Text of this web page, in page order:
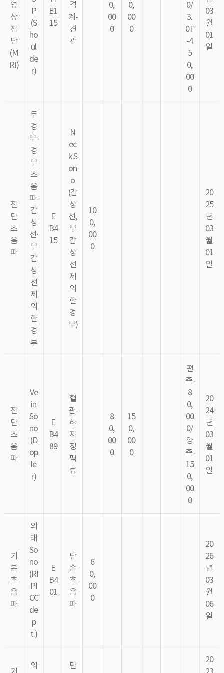
영
상
진
단
(M
RI)
P
(S
ho
ul
de
r)
E1
15
격
계-
견
관
0,
00
0
0,
00
0
0/
3.
0T
-4
5
0,
00
0
03
월
01
일
진
단
초
음
파
두
경
부-
경
부
초
음
파-
갑
상
선·
부
갑
상
선
제
외
한
경
부
E
B4
15
N
ec
k S
on
o
(갑
상
선,
부
갑
상
선
제
외
한
경
부)
10
0,
00
0
20
25
년
03
월
01
일
진
단
초
음
파
Ve
in
So
no
(D
op
le
r)
E
B4
89
혈
관-
하
지
정
맥
류
8
0,
00
0
15
0,
00
0
편
측-
8
0,
00
0/
양
측-
15
0,
00
0
20
24
년
03
월
01
일
기
본
초
음
파
외
래
So
no
(RI
PI
CC
de
p
t.)
E
B4
01
단
순
초
음
파
6
0,
00
0
20
26
년
03
월
06
일
외 단
20